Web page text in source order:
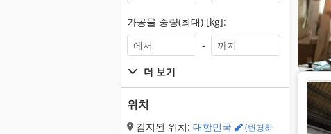
가공물 중량(최대) [kg]:
-
더 보기
위치
감지된 위치: 대한민국
(변경하